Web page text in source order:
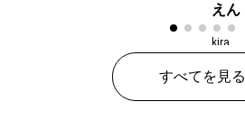
えん
kira
プラン
すべてを見る